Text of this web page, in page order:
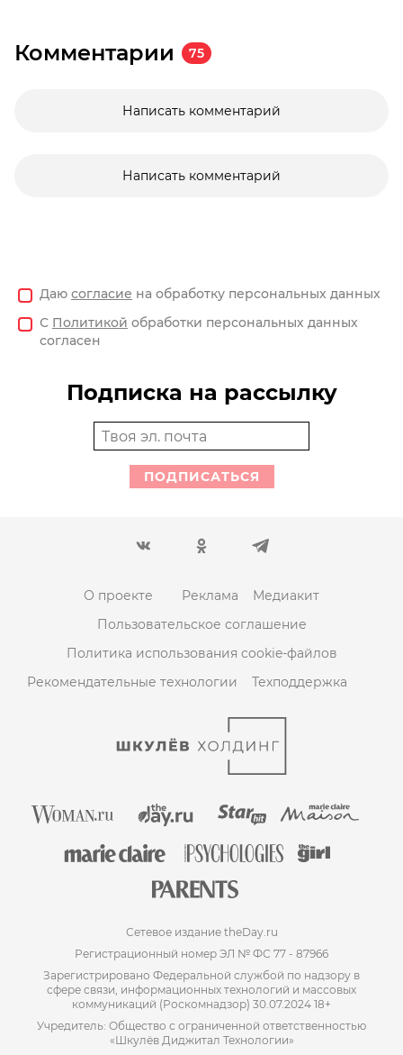
Комментарии 75
Написать комментарий
Написать комментарий
Даю согласие на обработку персональных данных
С Политикой обработки персональных данных
согласен
Подписка на рассылку
ПОДПИСАТЬСЯ
О проекте Реклама
Медиакит
Пользовательское соглашение
Политика использования cookie-файлов
Рекомендательные технологии
Техподдержка
Сетевое издание theDay.ru
Регистрационный номер ЭЛ № ФС 77 - 87966
Зарегистрировано Федеральной службой по надзору в
сфере связи, информационных технологий и массовых
коммуникаций (Роскомнадзор) 30.07.2024 18+
Учредитель: Общество с ограниченной ответственностью
«Шкулёв Диджитал Технологии»